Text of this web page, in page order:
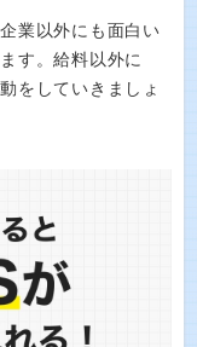
業以外にも面白い
す。給料以外に
をしていきましょ